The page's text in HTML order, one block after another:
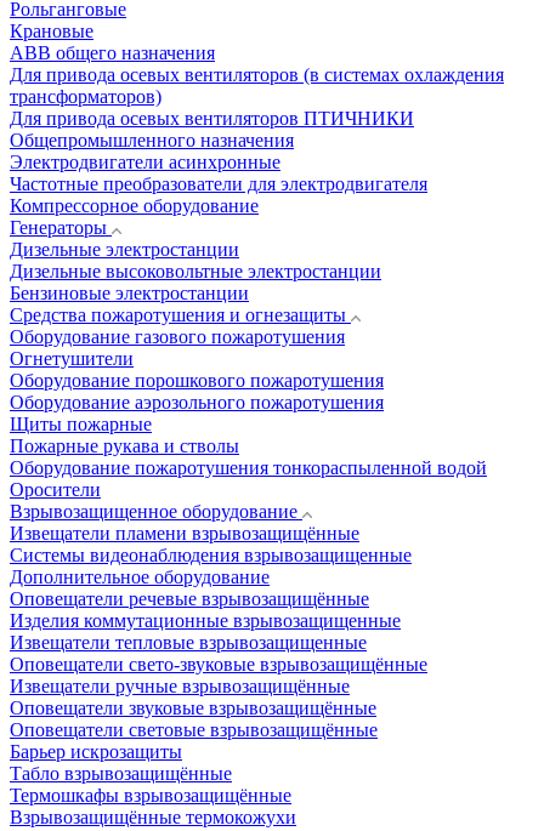
Рольганговые
Крановые
АВВ общего назначения
Для привода осевых вентиляторов (в системах охлаждения
трансформаторов)
Для привода осевых вентиляторов ПТИЧНИКИ
Общепромышленного назначения
Электродвигатели асинхронные
Частотные преобразователи для электродвигателя
Компрессорное оборудование
Генераторы
Дизельные электростанции
Дизельные высоковольтные электростанции
Бензиновые электростанции
Средства пожаротушения и огнезащиты
Оборудование газового пожаротушения
Огнетушители
Оборудование порошкового пожаротушения
Оборудование аэрозольного пожаротушения
Щиты пожарные
Пожарные рукава и стволы
Оборудование пожаротушения тонкораспыленной водой
Оросители
Взрывозащищенное оборудование
Извещатели пламени взрывозащищённые
Системы видеонаблюдения взрывозащищенные
Дополнительное оборудование
Оповещатели речевые взрывозащищённые
Изделия коммутационные взрывозащищенные
Извещатели тепловые взрывозащищенные
Оповещатели свето-звуковые взрывозащищённые
Извещатели ручные взрывозащищённые
Оповещатели звуковые взрывозащищённые
Оповещатели световые взрывозащищённые
Барьер искрозащиты
Табло взрывозащищённые
Термошкафы взрывозащищённые
Взрывозащищённые термокожухи